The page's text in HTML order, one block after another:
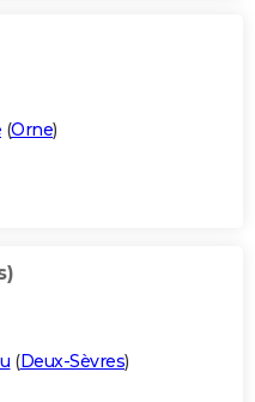
(Orne)
(Deux-Sèvres)